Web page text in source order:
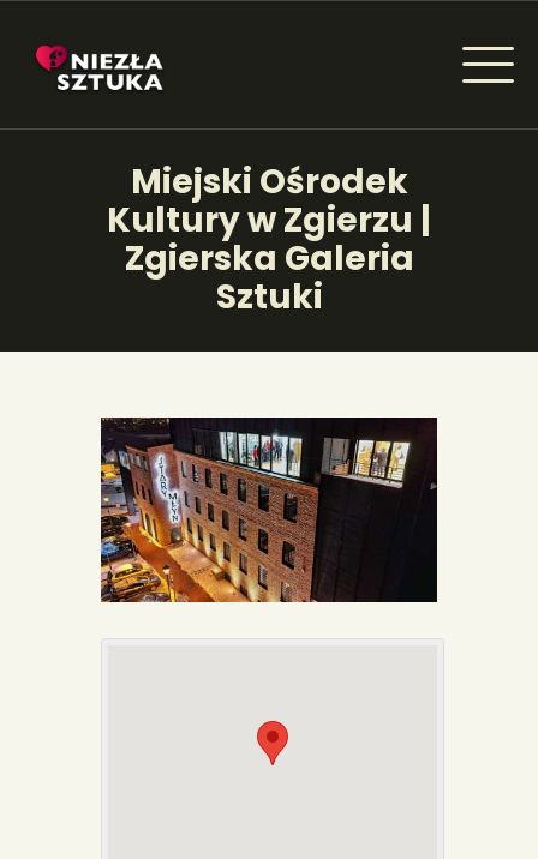
Miejski Ośrodek
Kultury w Zgierzu |
Zgierska Galeria
Sztuki
NIEZŁA SZTUKA - NEWSY
Sztuka dla każdego od amatora do konesera.
AKTUALNOŚCI
WYDARZENIA
INSPIRACJE
KSIĄŻKI
PORTFOLIA
REDAKCJA